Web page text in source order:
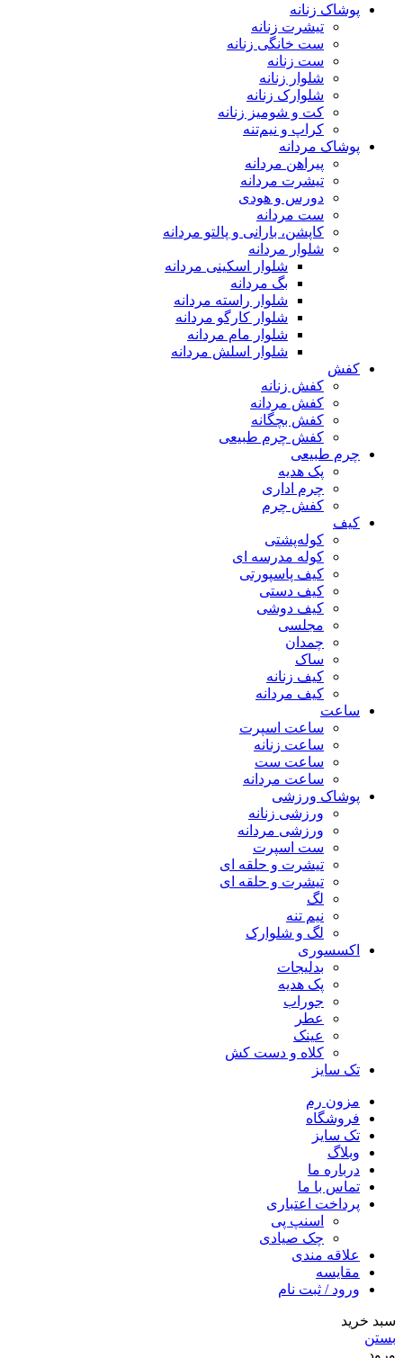
پوشاک زنانه
تیشرت زنانه
ست خانگی زنانه
ست زنانه
شلوار زنانه
شلوارک زنانه
کت و شومیز زنانه
کراپ و نیم‌تنه
پوشاک مردانه
پیراهن مردانه
تیشرت مردانه
دورس و هودی
ست مردانه
کاپشن، بارانی و پالتو مردانه
شلوار مردانه
شلوار اسکینی مردانه
بگ مردانه
شلوار راسته مردانه
شلوار کارگو مردانه
شلوار مام مردانه
شلوار اسلش مردانه
کفش
کفش زنانه
کفش مردانه
کفش بچگانه
کفش چرم طبیعی
چرم طبیعی
پک هدیه
چرم اداری
کفش چرم
کیف
کوله‌پشتی
کوله مدرسه ای
کیف پاسپورتی
کیف دستی
کیف دوشی
مجلسی
چمدان
ساک
کیف زنانه
کیف مردانه
ساعت
ساعت اسپرت
ساعت زنانه
ساعت ست
ساعت مردانه
پوشاک ورزشی
ورزشی زنانه
ورزشی مردانه
ست اسپرت
تیشرت و حلقه ای
تیشرت و حلقه ای
لگ
نیم تنه
لگ و شلوارک
اکسسوری
بدلیجات
پک هدیه
جوراب
عطر
عینک
کلاه و دست کش
تک سایز
مزون رم
فروشگاه
تک سایز
وبلاگ
درباره ما
تماس با ما
پرداخت اعتباری
اسنپ پی
چک صیادی
علاقه مندی
مقايسه
ورود / ثبت نام
سبد خرید
بستن
ورود